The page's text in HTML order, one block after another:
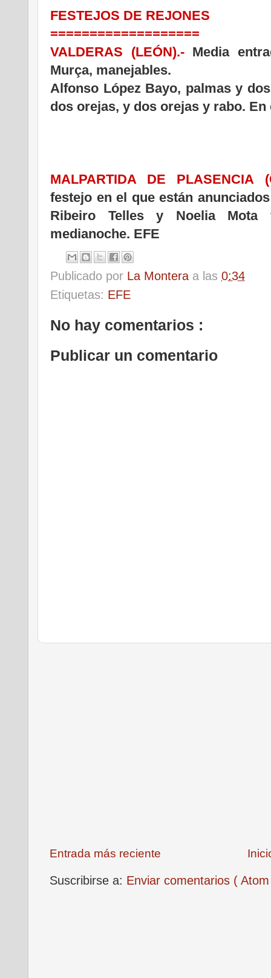
FESTEJOS DE REJONES
===================
VALDERAS (LEÓN).-Media
Murça, manejables.
Alfonso López Bayo, palmas y
dos orejas, y dos orejas y rabo.
MALPARTIDA DE PLASENCIA
festejo en el que están
Ribeiro Telles y Noelia
medianoche. EFE
Publicado por La Montera a las 0:34
Etiquetas: EFE
No hay comentarios :
Publicar un comentario
Entrada más reciente
Suscribirse a: Enviar comentarios (